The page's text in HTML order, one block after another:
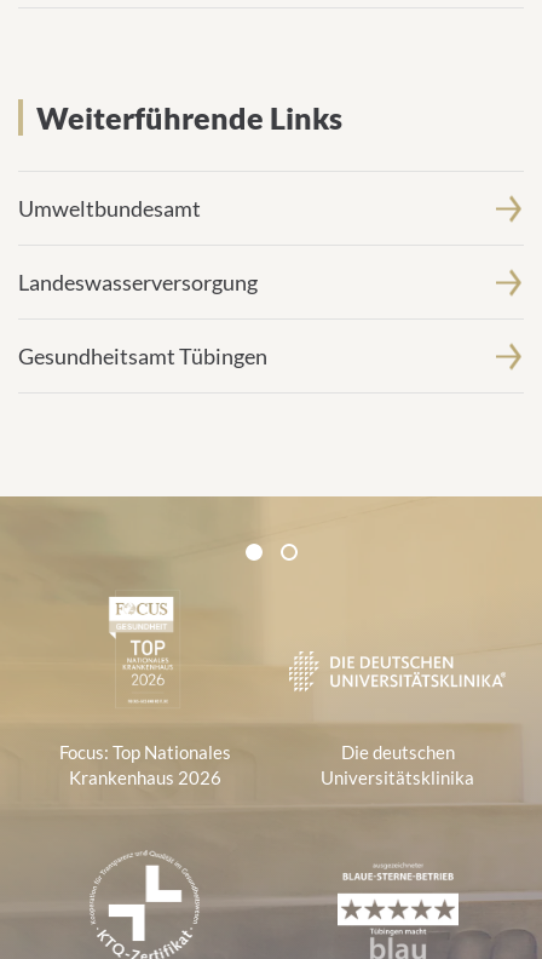
Weiterführende Links
Umweltbundesamt
Landeswasserversorgung
Gesundheitsamt Tübingen
Zertifikate und Verbände
1 2
Focus: Top Nationales
Krankenhaus 2026
Die deutschen
Universitätsklinika